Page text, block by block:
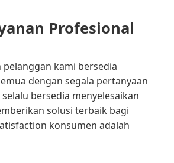
Profesional
pelanggan kami bersedia
dengan segala pertanyaan
bersedia menyelesaikan
solusi terbaik bagi
konsumen adalah